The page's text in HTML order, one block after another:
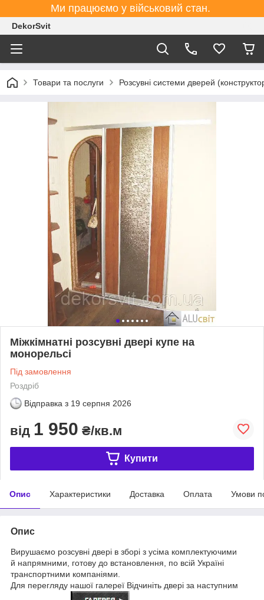
Ми працюємо у військовий стан.
DekorSvit
Товари та послуги Розсувні системи дверей
Міжкімнатні розсувні двері купе на
монорельсі
Під замовлення
Роздріб
Відправка з 19 серпня 2026
від 1 950 ₴/кв.м
Купити
Опис Характеристики Доставка Оплата Умови
Опис
Вирушаємо розсувні двері в зборі з усіма комплектуючими
й напрямними, готову до встановлення, по всій Україні
транспортними компаніями.
Для перегляду нашої галереї Відчиніть двері за наступним